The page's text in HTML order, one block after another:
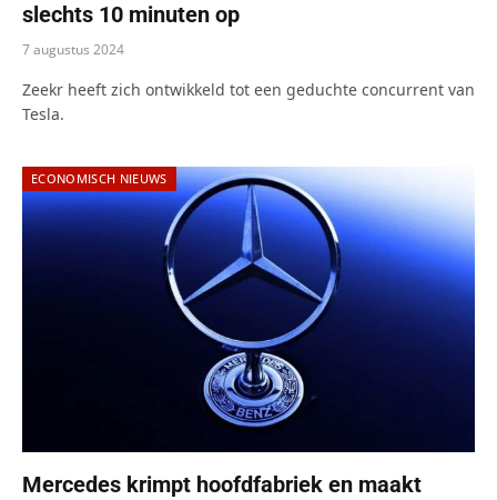
slechts 10 minuten op
7 augustus 2024
Zeekr heeft zich ontwikkeld tot een geduchte concurrent van
Tesla.
ECONOMISCH NIEUWS
Mercedes krimpt hoofdfabriek en maakt